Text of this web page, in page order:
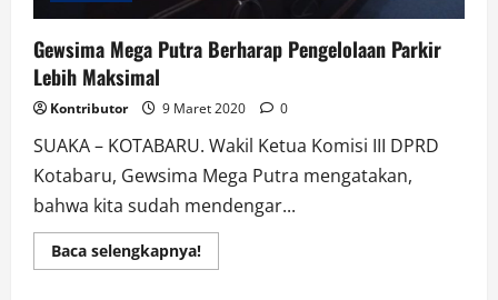
Gewsima Mega Putra Berharap Pengelolaan Parkir
Lebih Maksimal
Kontributor 9 Maret 2020 0
SUAKA – KOTABARU. Wakil Ketua Komisi III DPRD
Kotabaru, Gewsima Mega Putra mengatakan,
bahwa kita sudah mendengar...
Baca selengkapnya!Read
more